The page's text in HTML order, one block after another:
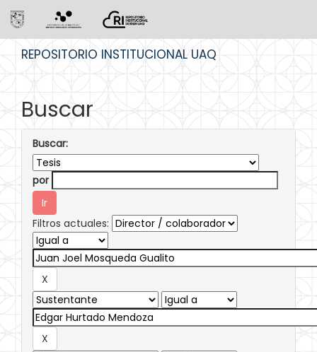
REPOSITORIO INSTITUCIONAL UAQ
Buscar
Buscar:
por
Filtros actuales: